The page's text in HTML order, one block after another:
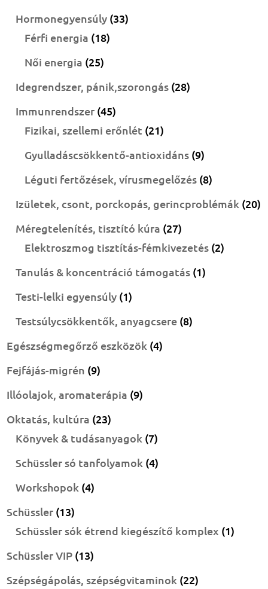
Hormonegyensúly 3333
Férfi energia 1818
Női energia 2525
termék
Idegrendszer, pánik,szorongás 2828
Immunrendszer 4545
termék
Fizikai, szellemi erőnlét 2121
termék
Gyulladáscsökkentő-antioxidáns 99
termék
Léguti fertőzések, vírusmegelőzés 88
termék
Izületek, csont, porckopás, gerincproblémák 20
Méregtelenítés, tisztító kúra 2727
termék
Elektroszmog tisztítás-fémkivezetés 22
Tanulás & koncentráció támogatás 11
Testi-lelki egyensúly 11
Testsúlycsökkentők, anyagcsere 88
Egészségmegőrző eszközök 44
Fejfájás-migrén 99
termék
Illóolajok, aromaterápia 99
Oktatás, kultúra 2323
termék
Könyvek & tudásanyagok 77
termék
Schüssler só tanfolyamok 44
Workshopok 44
Schüssler 1313
termék
Schüssler sók étrend kiegészítő komplex 11
Schüssler VIP 1313
termék
Szépségápolás, szépségvitaminok 2222